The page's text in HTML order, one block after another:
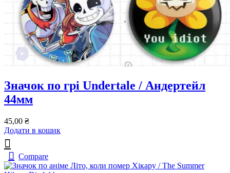
Значок по грі Undertale / Андертейл
44мм
45,00 ₴
Додати в кошик
Compare